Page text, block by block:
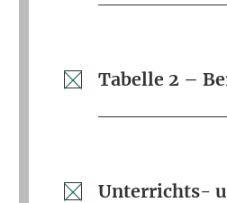
Tabelle 2 –
Unterrichts-